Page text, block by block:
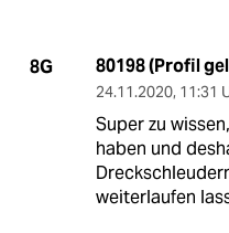
8G 80198 (Profil
24.11.2020, 11:31
Super zu
haben und
weiterlaufen